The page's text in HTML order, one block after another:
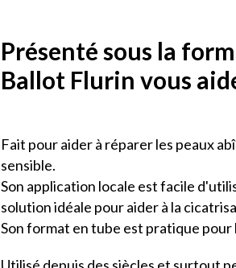
Présenté sous la
Ballot Flurin vous
Fait pour aider à réparer les peaux
sensible.
Son application locale est facile
solution idéale pour aider à la
Son format en tube est pratique